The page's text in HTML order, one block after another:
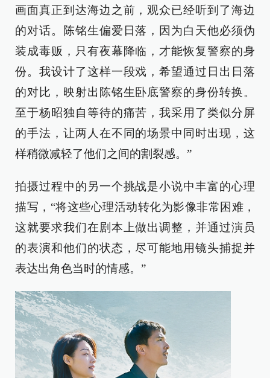
画面真正到达海边之前，观众已经听到了海边
的对话。陈铭生偏爱日落，因为白天他必须伪
装成毒贩，只有夜幕降临，才能恢复警察的身
份。我设计了这样一段戏，希望通过日出日落
的对比，映射出陈铭生卧底警察的身份转换。
至于杨昭独自等待的痛苦，我采用了类似分屏
的手法，让两人在不同的场景中同时出现，这
样稍微减轻了他们之间的割裂感。”
拍摄过程中的另一个挑战是小说中丰富的心理
描写，“将这些心理活动转化为影像非常困难，
这就要求我们在剧本上做出调整，并通过演员
的表演和他们的状态，尽可能地用镜头捕捉并
表达出角色当时的情感。”